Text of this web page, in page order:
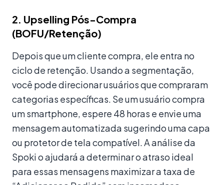
2. Upselling Pós-Compra
(BOFU/Retenção)
Depois que um cliente compra, ele entra no
ciclo de retenção. Usando a segmentação,
você pode direcionar usuários que compraram
categorias específicas. Se um usuário compra
um smartphone, espere 48 horas e envie uma
mensagem automatizada sugerindo uma capa
ou protetor de tela compatível. A análise da
Spoki o ajudará a determinar o atraso ideal
para essas mensagens maximizar a taxa de